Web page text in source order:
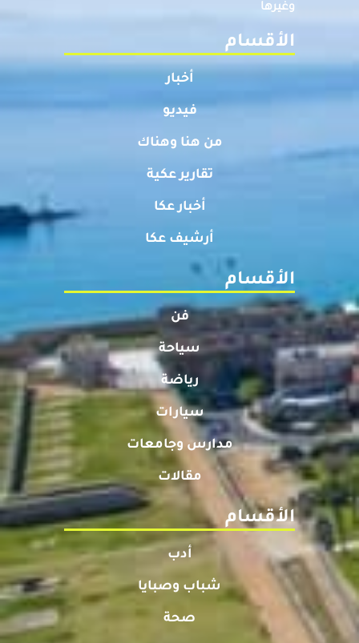
وغيرها
الأقسام
أخبار
فيديو
من هنا وهناك
تقارير عكية
أخبار عكا
أرشيف عكا
الأقسام
فن
سياحة
رياضة
سيارات
مدارس وجامعات
مقالات
الأقسام
أدب
شباب وصبايا
صحة